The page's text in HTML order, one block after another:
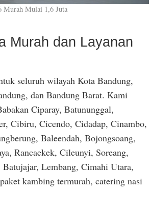
Murah Mulai 1,6 Juta
Murah dan Layanan
seluruh wilayah Kota Bandung,
dan Bandung Barat. Kami
Ciparay, Batununggal,
Cibiru, Cicendo, Cidadap, Cinambo,
Baleendah, Bojongsoang,
Rancaekek, Cileunyi, Soreang,
Lembang, Cimahi Utara,
kambing termurah, catering nasi